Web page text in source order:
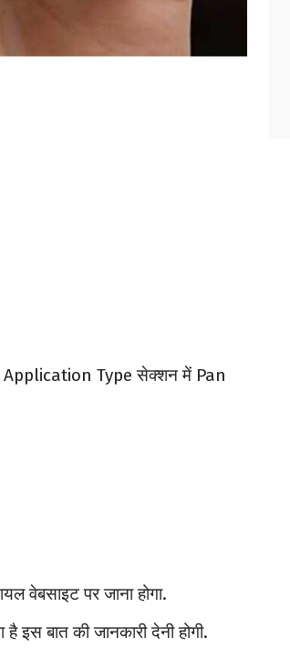
Application Type सेक्शन में Pan
वेबसाइट पर जाना होगा.
इस बात की जानकारी देनी होगी.